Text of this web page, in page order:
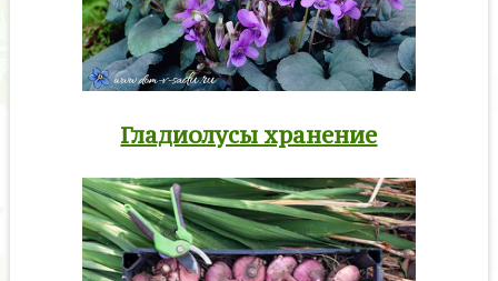
Гладиолусы хранение